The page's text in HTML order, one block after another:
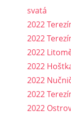
svatá
2022
2022
2022
2022
2022
2022
2022